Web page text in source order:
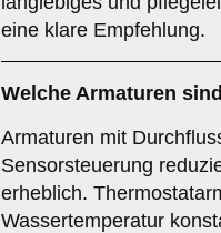
eine klare Empfehlung.
Welche Armaturen
Armaturen mit
Sensorsteuerung
erheblich.
Wassertemperatur